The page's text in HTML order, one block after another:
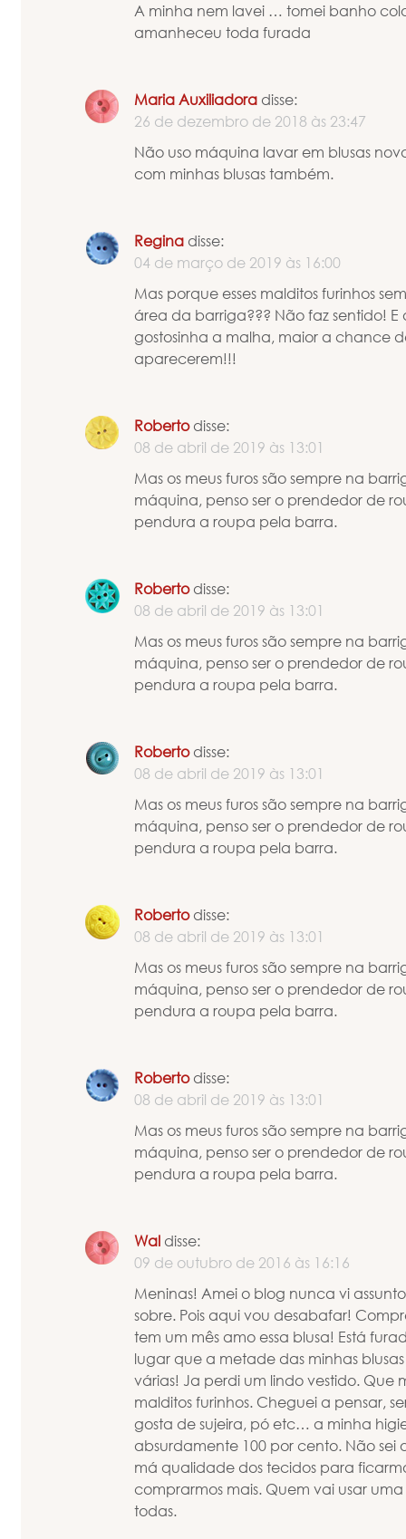
A minha nem lavei … tomei banho
amanheceu toda furada
Maria Auxiliadora disse:
26 de dezembro de 2018 às 23:47
Não uso máquina lavar em blusas
com minhas blusas também.
Regina disse:
04 de março de 2019 às 16:00
Mas porque esses malditos furinhos
área da barriga??? Não faz sentido!
gostosinha a malha, maior a chance
aparecerem!!!
Robertodisse:
08 de abril de 2019 às 13:01
Mas os meus furos são sempre na
máquina, penso ser o prendedor de
pendura a roupa pela barra.
Robertodisse:
08 de abril de 2019 às 13:01
Mas os meus furos são sempre na
máquina, penso ser o prendedor de
pendura a roupa pela barra.
Robertodisse:
08 de abril de 2019 às 13:01
Mas os meus furos são sempre na
máquina, penso ser o prendedor de
pendura a roupa pela barra.
Robertodisse:
08 de abril de 2019 às 13:01
Mas os meus furos são sempre na
máquina, penso ser o prendedor de
pendura a roupa pela barra.
Robertodisse:
08 de abril de 2019 às 13:01
Mas os meus furos são sempre na
máquina, penso ser o prendedor de
pendura a roupa pela barra.
Wal disse:
09 de outubro de 2016 às 16:16
Meninas! Amei o blog nunca vi
sobre. Pois aqui vou desabafar!
tem um mês amo essa blusa! Está
lugar que a metade das minhas
várias! Ja perdi um lindo vestido. Que
malditos furinhos. Cheguei a pensar,
gosta de sujeira, pó etc… a minha
absurdamente 100 por cento. Não sei
má qualidade dos tecidos para
comprarmos mais. Quem vai usar
todas.